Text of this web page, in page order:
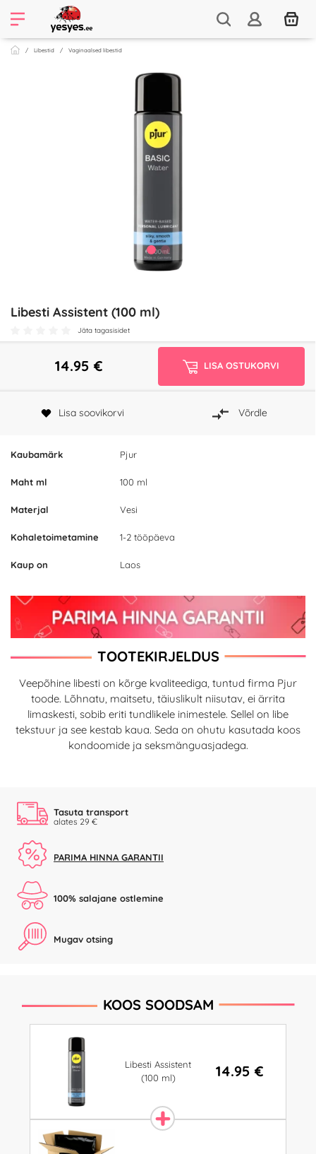
Libestid Vaginaalsed libestid
Libesti Assistent (100 ml)
Jäta tagasisidet
Kaubamärk Pjur
Maht ml 100 ml
Materjal Vesi
Kohaletoimetamine 1-2 tööpäeva
Kaup on Laos
14.95 € LISA OSTUKORVI
Lisa soovikorvi Võrdle
TOOTEKIRJELDUS
Veepõhine libesti on kõrge kvaliteediga, tuntud firma Pjur
toode. Lõhnatu, maitsetu, täiuslikult niisutav, ei ärrita
limaskesti, sobib eriti tundlikele inimestele. Sellel on libe
tekstuur ja see kestab kaua. Seda on ohutu kasutada koos
kondoomide ja seksmänguasjadega.
Tasuta transport
alates 29 €
PARIMA HINNA GARANTII
100% salajane ostlemine
Mugav otsing
KOOS SOODSAM
Libesti Assistent
(100 ml)
14.95 €